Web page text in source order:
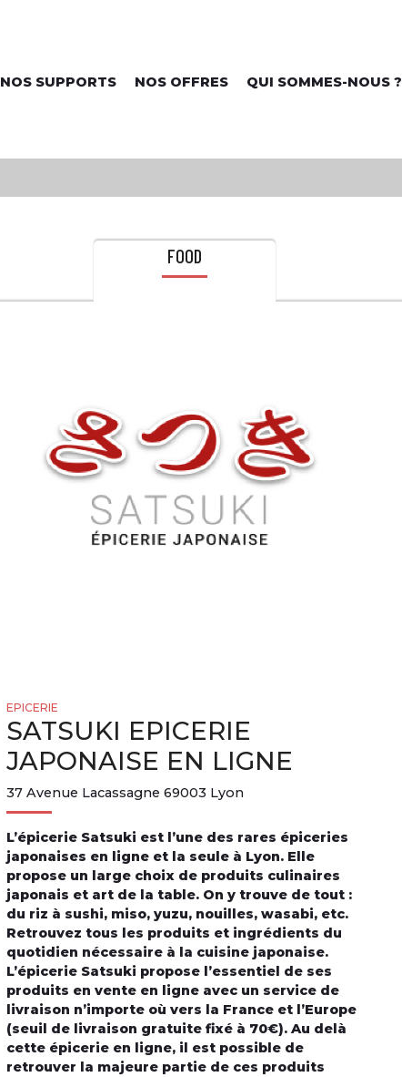
NOS SUPPORTS NOS OFFRES QUI SOMMES-NOUS ?
FOOD
EPICERIE
SATSUKI EPICERIE
JAPONAISE EN LIGNE
37 Avenue Lacassagne 69003 Lyon
L’épicerie Satsuki est l’une des rares épiceries
japonaises en ligne et la seule à Lyon. Elle
propose un large choix de produits culinaires
japonais et art de la table. On y trouve de tout :
du riz à sushi, miso, yuzu, nouilles, wasabi, etc.
Retrouvez tous les produits et ingrédients du
quotidien nécessaire à la cuisine japonaise.
L’épicerie Satsuki propose l’essentiel de ses
produits en vente en ligne avec un service de
livraison n’importe où vers la France et l’Europe
(seuil de livraison gratuite fixé à 70€). Au delà
cette épicerie en ligne, il est possible de
retrouver la majeure partie de ces produits